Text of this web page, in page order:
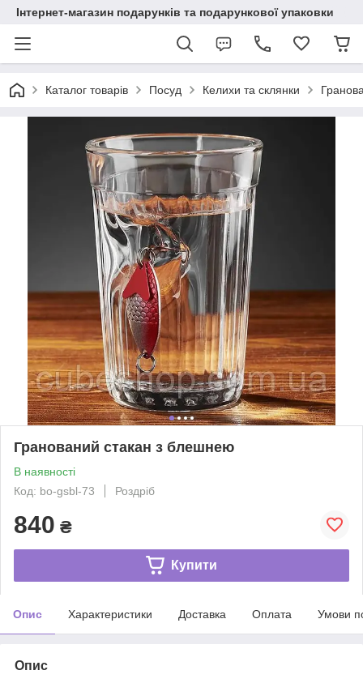
Інтернет-магазин подарунків та подарункової упаковки
Каталог товарів Посуд Келихи та склянки
Гранований стакан з блешнею
В наявності
Код: bo-gsbl-73
Роздріб
840 ₴
Купити
Опис Характеристики Доставка Оплата Умови
Опис